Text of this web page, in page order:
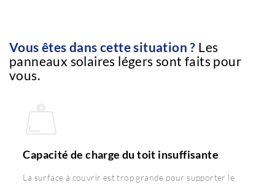
Vous êtes dans cette situation ? Les
panneaux solaires légers sont faits pour
vous.
Capacité de charge du toit insuffisante
La surface à couvrir est trop grande pour supporter le